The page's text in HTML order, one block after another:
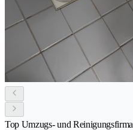
Top Umzugs- und Reinigungsfirma